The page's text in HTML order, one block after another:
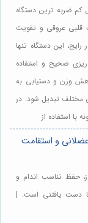
کم ضربه ترین دستگاه
قلبی عروقی و تقویت
این دستگاه تنها
ریزی صحیح و استفاده
وزن و دستیابی به
مختلف تبدیل شود. در
با استفاده از
و استقامت
حفظ تناسب اندام و
دست یافتنی است. |